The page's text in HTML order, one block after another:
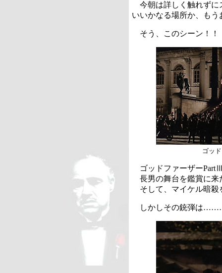
今朝は詳しく触れずに
いいかなる場所か、も
そう、このシーン！！
ゴッ
ゴッドファーザーPart
長男の舞台を鑑賞に来
そして、マイケル暗殺
しかしその銃弾は